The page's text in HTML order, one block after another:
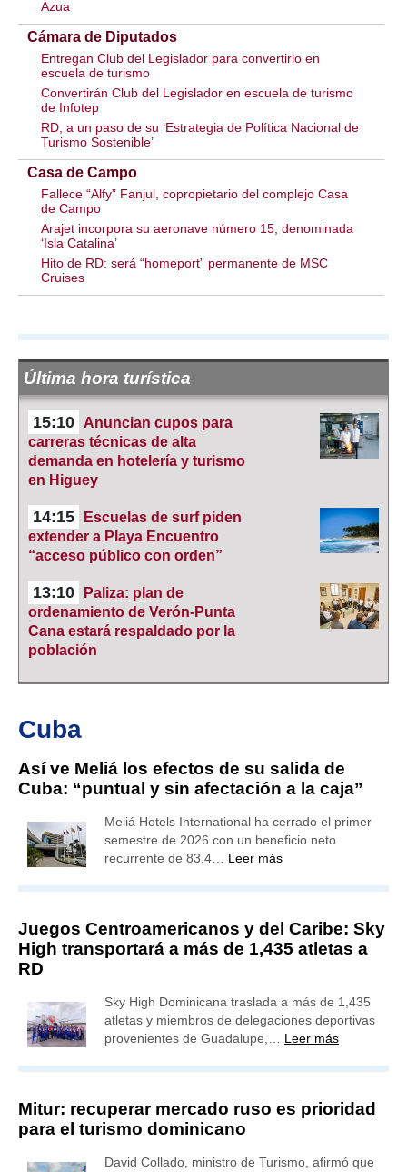
Azua
Cámara de Diputados
Entregan Club del Legislador para convertirlo en
escuela de turismo
Convertirán Club del Legislador en escuela de turismo
de Infotep
RD, a un paso de su ‘Estrategia de Política Nacional de
Turismo Sostenible’
Casa de Campo
Fallece “Alfy” Fanjul, copropietario del complejo Casa
de Campo
Arajet incorpora su aeronave número 15, denominada
‘Isla Catalina’
Hito de RD: será “homeport” permanente de MSC
Cruises
Última hora turística
15:10
Anuncian cupos para
carreras técnicas de alta
demanda en hotelería y turismo
en Higuey
14:15
Escuelas de surf piden
extender a Playa Encuentro
“acceso público con orden”
13:10
Paliza: plan de
ordenamiento de Verón-Punta
Cana estará respaldado por la
población
Cuba
Así ve Meliá los efectos de su salida de
Cuba: “puntual y sin afectación a la caja”
Meliá Hotels International ha cerrado el primer
semestre de 2026 con un beneficio neto
recurrente de 83,4… Leer más
Juegos Centroamericanos y del Caribe: Sky
High transportará a más de 1,435 atletas a
RD
Sky High Dominicana traslada a más de 1,435
atletas y miembros de delegaciones deportivas
provenientes de Guadalupe,… Leer más
Mitur: recuperar mercado ruso es prioridad
para el turismo dominicano
David Collado, ministro de Turismo, afirmó que